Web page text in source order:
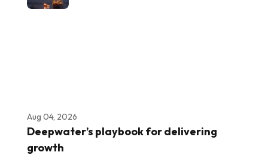
Aug 04, 2026
Deepwater’s playbook for delivering
growth